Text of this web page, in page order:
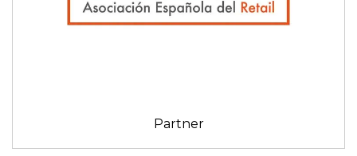
Partner